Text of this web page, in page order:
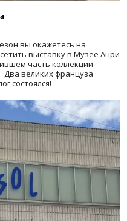
вы окажетесь на
выставку в Музее Анри
часть коллекции
Два великих француза
состоялся!